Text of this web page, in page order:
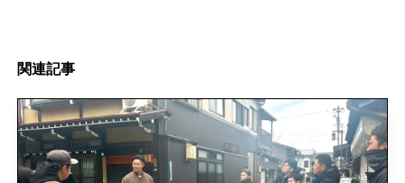
関連記事